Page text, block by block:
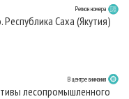
Регион номера
Республика Саха (Якутия)
В центре внимания
лесопромышленного